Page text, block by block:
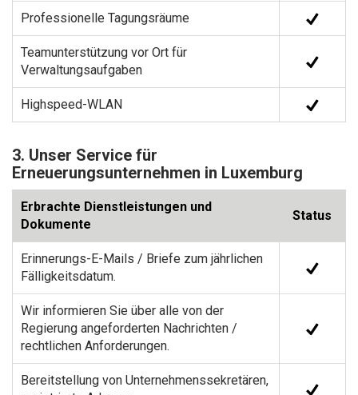
Professionelle Tagungsräume
Teamunterstützung vor Ort für
Verwaltungsaufgaben
Highspeed-WLAN
3. Unser Service für
Erneuerungsunternehmen in Luxemburg
Erbrachte Dienstleistungen und
Dokumente
Status
Erinnerungs-E-Mails / Briefe zum jährlichen
Fälligkeitsdatum.
Wir informieren Sie über alle von der
Regierung angeforderten Nachrichten /
rechtlichen Anforderungen.
Bereitstellung von Unternehmenssekretären,